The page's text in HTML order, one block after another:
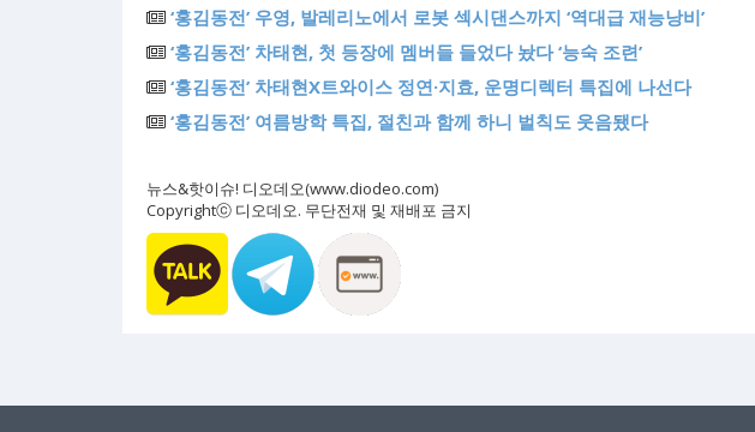
‘홍김동전’ 우영, 발레리노에서 로봇 섹시댄스까지 ‘역대급 재능낭비’
‘홍김동전’ 차태현, 첫 등장에 멤버들 들었다 놨다 ‘능숙 조련’
‘홍김동전’ 차태현X트와이스 정연·지효, 운명디렉터 특집에 나선다
‘홍김동전’ 여름방학 특집, 절친과 함께 하니 벌칙도 웃음됐다
뉴스&핫이슈! 디오데오(www.diodeo.com)
Copyrightⓒ 디오데오. 무단전재 및 재배포 금지